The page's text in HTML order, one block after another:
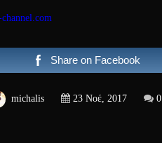
Share on Facebook
michalis 23 Νοέ, 2017 0